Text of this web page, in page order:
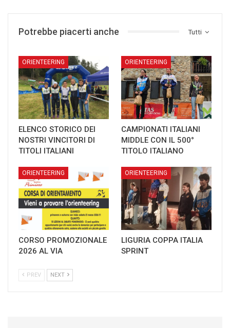
Tutti
Potrebbe piacerti anche
ORIENTEERING
ELENCO STORICO DEI
NOSTRI VINCITORI DI
TITOLI ITALIANI
ORIENTEERING
CAMPIONATI ITALIANI
MIDDLE CON IL 500°
TITOLO ITALIANO
ORIENTEERING
CORSO PROMOZIONALE
2026 AL VIA
ORIENTEERING
LIGURIA COPPA ITALIA
SPRINT
PREV NEXT